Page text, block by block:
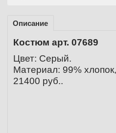
Описание
Костюм арт. 07689
Цвет: Серый.
Материал: 99%
21400 руб..